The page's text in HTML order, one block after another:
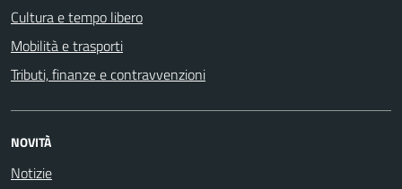
Cultura e tempo libero
Mobilità e trasporti
Tributi, finanze e contravvenzioni
NOVITÀ
Notizie